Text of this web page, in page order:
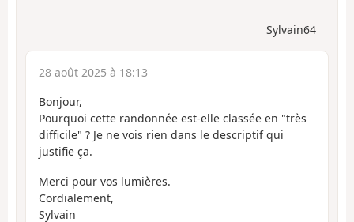
Sylvain64
28 août 2025 à 18:13
Bonjour,
Pourquoi cette randonnée est-elle classée en "très
difficile" ? Je ne vois rien dans le descriptif qui
justifie ça.
Merci pour vos lumières.
Cordialement,
Sylvain